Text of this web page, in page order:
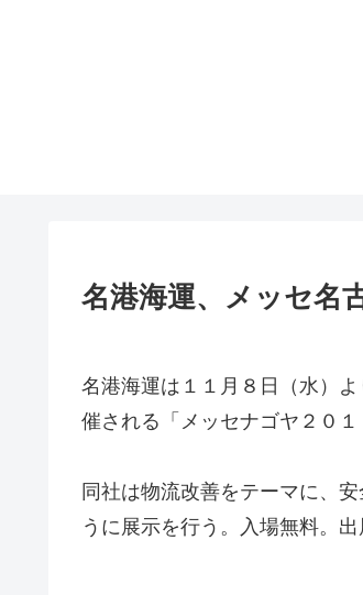
名港海運、メッセ名
名港海運は１１月８日（水）
催される「メッセナゴヤ２０１
同社は物流改善をテーマに、
うに展示を行う。入場無料。